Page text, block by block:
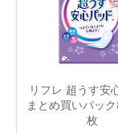
リフレ 超うす安
まとめ買いパッ
枚